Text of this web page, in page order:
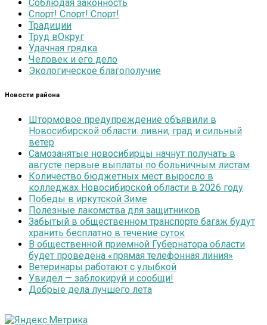
Соблюдая законность
Спорт! Спорт! Спорт!
Традиции
Труд вОкруг
Удачная грядка
Человек и его дело
Экологическое благополучие
Новости района
Штормовое предупреждение объявили в
Новосибирской области: ливни, град и сильный
ветер
Самозанятые новосибирцы начнут получать в
августе первые выплаты по больничным листам
Количество бюджетных мест выросло в
колледжах Новосибирской области в 2026 году
Победы в иркутской Зиме
Полезные лакомства для защитников
Забытый в общественном транспорте багаж будут
хранить бесплатно в течение суток
В общественной приемной Губернатора области
будет проведена «прямая телефонная линия»
Ветеринары работают с улыбкой
Увидел — заблокируй и сообщи!
Добрые дела лучшего лета